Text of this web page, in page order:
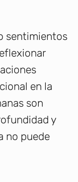
sentimientos
en la
son
y
no puede